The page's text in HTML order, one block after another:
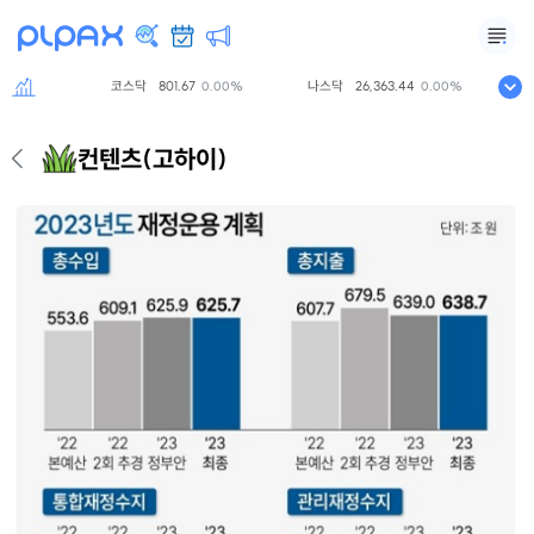
코스닥 801.67 0.00% 나스닥 26,363.44 0.00%
컨텐츠(고하이)